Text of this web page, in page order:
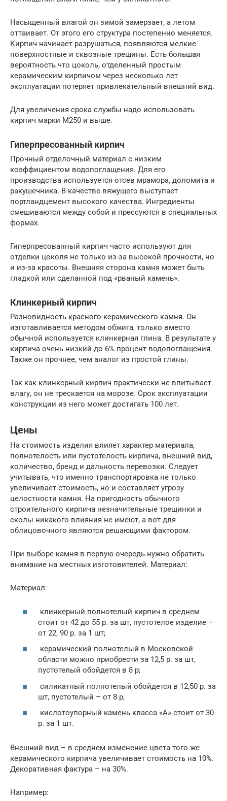
Насыщенный влагой он зимой замерзает, а летом
оттаивает. От этого его структура постепенно меняется.
Кирпич начинает разрушаться, появляются мелкие
поверхностные и сквозные трещины. Есть большая
вероятность что цоколь, отделенный простым
керамическим кирпичом через несколько лет
эксплуатации потеряет привлекательный внешний вид.
Для увеличения срока службы надо использовать
кирпич марки М250 и выше.
Гиперпресованный кирпич
Прочный отделочный материал с низким
коэффициентом водопоглащения. Для его
производства используется отсев мрамора, доломита и
ракушечника. В качестве вяжущего выступает
портландцемент высокого качества. Ингредиенты
смешиваются между собой и прессуются в специальных
формах.
Гиперпресованный кирпич часто используют для
отделки цоколя не только из-за высокой прочности, но
и из-за красоты. Внешняя сторона камня может быть
гладкой или сделанной под «рваный камень».
Клинкерный кирпич
Разновидность красного керамического камня. Он
изготавливается методом обжига, только вместо
обычной используется клинкерная глина. В результате у
кирпича очень низкий до 6% процент водопоглащения.
Также он прочнее, чем аналог из простой глины.
Так как клинкерный кирпич практически не впитывает
влагу, он не трескается на морозе. Срок эксплуатации
конструкции из него может достигать 100 лет.
Цены
На стоимость изделия влияет характер материала,
полнотелость или пустотелость кирпича, внешний вид,
количество, бренд и дальность перевозки. Следует
учитывать, что именно транспортировка не только
увеличивает стоимость, но и составляет угрозу
целостности камня. На пригодность обычного
строительного кирпича незначительные трещинки и
сколы никакого влияния не имеют, а вот для
облицовочного являются решающими фактором.
При выборе камня в первую очередь нужно обратить
внимание на местных изготовителей. Материал:
Материал:
клинкерный полнотелый кирпич в среднем
стоит от 42 до 55 р. за шт, пустотелое изделие –
от 22, 90 р. за 1 шт;
керамический полнотелый в Московской
области можно приобрести за 12,5 р. за шт,
пустотелый обойдется в 8 р;
силикатный полнотелый обойдется в 12,50 р. за
шт, пустотелый – от 8 р;
кислотоупорный камень класса «А» стоит от 30
р. за 1 шт.
Внешний вид – в среднем изменение цвета того же
керамического кирпича увеличивает стоимость на 10%.
Декоративная фактура – на 30%.
Например: